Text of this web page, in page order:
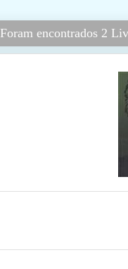
Foram encontrados 2